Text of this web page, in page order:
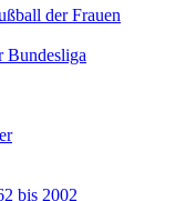
der Frauen
Bundesliga
bis 2002